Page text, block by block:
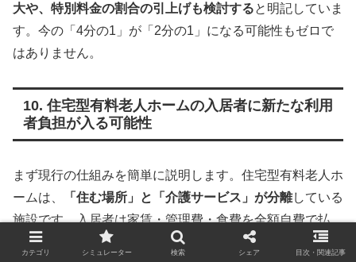
大や、特別料金の割合の引上げも検討すると明記していま
す。今の「4分の1」が「2分の1」になる可能性もゼロで
はありません。
10. 住宅型有料老人ホームの入居者に新たな利用
者負担が入る可能性
まず現行の仕組みを簡単に説明します。住宅型有料老人ホ
ームは、
「住む場所」と「介護サービス」が分離している
施設です。入居者は家賃・管理費・食費を全額自費で払
い、介護が必要になったら
外部の介護事業者を利用して介
カテゴリ シミュレーター 検索 シェア 目次・関連記事